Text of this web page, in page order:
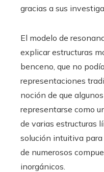
gracias a sus
El modelo de
explicar estructuras
benceno, que no
representaciones
noción de que
representarse como
de varias estructuras
solución intuitiva
de numerosos
inorgánicos.